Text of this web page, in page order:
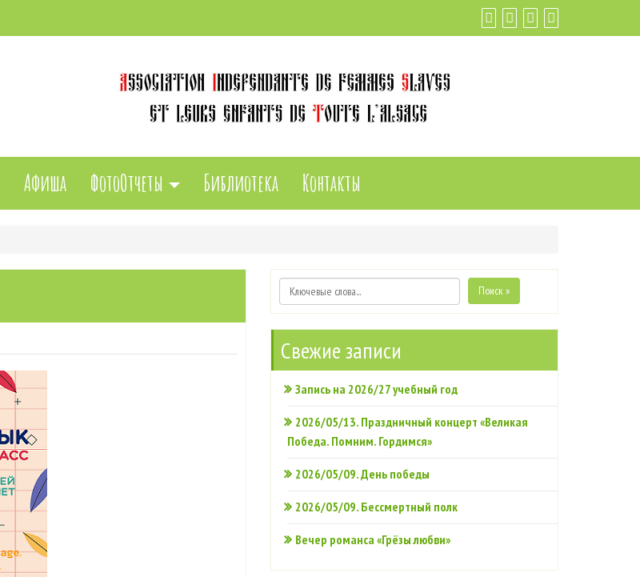
Афиша ФотоОтчеты Библиотека Контакты
Поиск »
Свежие записи
Запись на 2026/27 учебный год
2026/05/13. Праздничный концерт «Великая
Победа. Помним. Гордимся»
2026/05/09. День победы
2026/05/09. Бессмертный полк
Вечер романса «Грёзы любви»